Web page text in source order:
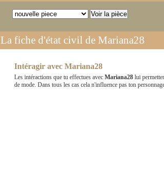
La fiche d'état civil de Mariana28
Intéragir avec Mariana28
Les intéractions que tu effectues avec Mariana28 lui
de mode. Dans tous les cas cela n'influence pas ton